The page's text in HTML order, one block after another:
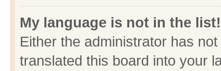
My language is not in the list!
Either the administrator has
translated this board into your